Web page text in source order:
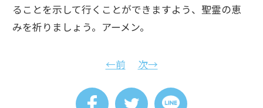
ることを示して行くことができますよう、聖霊の恵
みを祈りましょう。アーメン。
←前 次→